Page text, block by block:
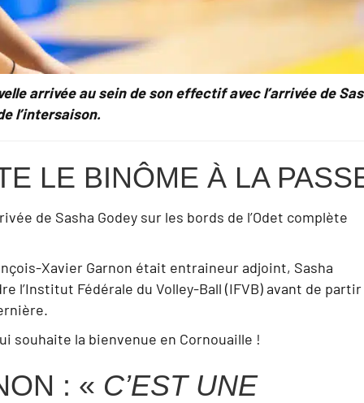
arrivée au sein de son effectif avec l’arrivée de
l’intersaison.
LE BINÔME À LA
de Sasha Godey sur les bords de l’Odet complète
Xavier Garnon était entraineur adjoint, Sasha
l’Institut Fédérale du Volley-Ball (IFVB) avant de partir
souhaite la bienvenue en Cornouaille !
: « C’EST UNE